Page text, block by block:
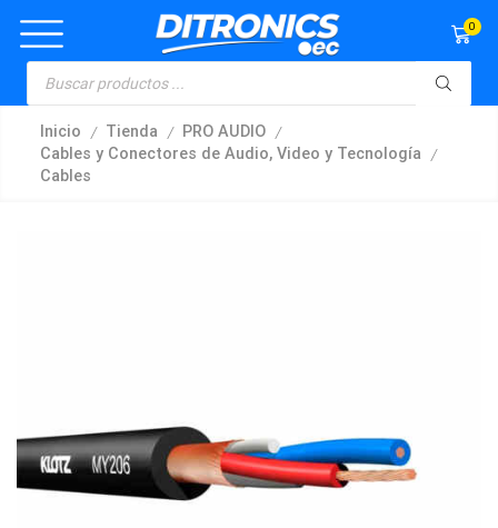
0
Inicio / Tienda / PRO AUDIO /
Cables y Conectores de Audio, Video y Tecnología /
Cables